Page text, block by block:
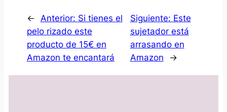
← Anterior: Si tienes el
pelo rizado este
producto de 15€ en
Amazon te encantará
Siguiente: Este
sujetador está
arrasando en
Amazon
→